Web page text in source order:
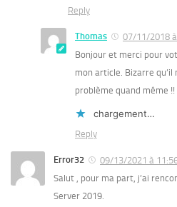
Reply
Thomas
07/11/2018
Bonjour et merci pour
mon article. Bizarre qu’il
problème quand même !!
chargement…
Reply
Error32
09/13/2021 à
Salut , pour ma part, j’ai
Server 2019.